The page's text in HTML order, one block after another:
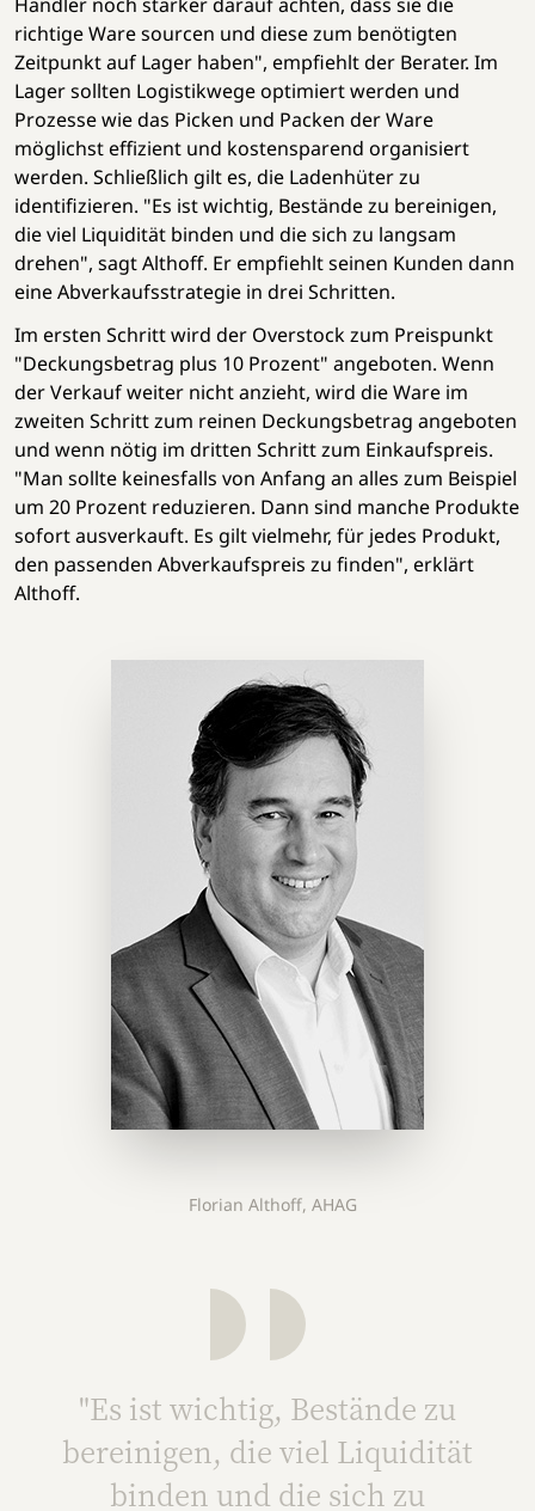
richtige Ware sourcen und diese zum benötigten
Zeitpunkt auf Lager haben", empfiehlt der Berater. Im
Lager sollten Logistikwege optimiert werden und
Prozesse wie das Picken und Packen der Ware
möglichst effizient und kostensparend organisiert
werden. Schließlich gilt es, die Ladenhüter zu
identifizieren. "Es ist wichtig, Bestände zu bereinigen,
die viel Liquidität binden und die sich zu langsam
drehen", sagt Althoff. Er empfiehlt seinen Kunden dann
eine Abverkaufsstrategie in drei Schritten.
Im ersten Schritt wird der Overstock zum Preispunkt
"Deckungsbetrag plus 10 Prozent" angeboten. Wenn
der Verkauf weiter nicht anzieht, wird die Ware im
zweiten Schritt zum reinen Deckungsbetrag angeboten
und wenn nötig im dritten Schritt zum Einkaufspreis.
"Man sollte keinesfalls von Anfang an alles zum Beispiel
um 20 Prozent reduzieren. Dann sind manche Produkte
sofort ausverkauft. Es gilt vielmehr, für jedes Produkt,
den passenden Abverkaufspreis zu finden", erklärt
Althoff.
Florian Althoff, AHAG
"Es ist wichtig, Bestände zu
bereinigen, die viel Liquidität
binden und die sich zu